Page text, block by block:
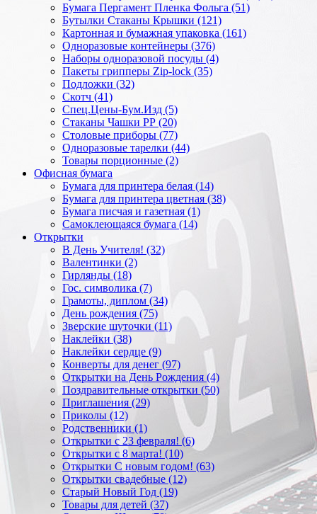
Бумага Пергамент Пленка Фольга (51)
Бутылки Стаканы Крышки (121)
Картонная и бумажная упаковка (161)
Одноразовые контейнеры (376)
Наборы одноразовой посуды (4)
Пакеты грипперы Zip-lock (35)
Подложки (32)
Скотч (41)
Спец.Цены-Бум.Изд (5)
Стаканы Чашки РР (20)
Столовые приборы (77)
Одноразовые тарелки (44)
Товары порционные (2)
Офисная бумага
Бумага для принтера белая (14)
Бумага для принтера цветная (38)
Бумага писчая и газетная (1)
Самоклеющаяся бумага (14)
Открытки
В День Учителя! (32)
Валентинки (2)
Гирлянды (18)
Гос. символика (7)
Грамоты, диплом (34)
День рождения (75)
Зверские шуточки (11)
Наклейки (38)
Наклейки сердце (9)
Конверты для денег (97)
Открытки на День Рождения (4)
Поздравительные открытки (50)
Приглашения (29)
Приколы (12)
Родственники (1)
Открытки с 23 февраля! (6)
Открытки с 8 марта! (10)
Открытки С новым годом! (63)
Открытки свадебные (12)
Старый Новый Год (19)
Товары для детей (37)